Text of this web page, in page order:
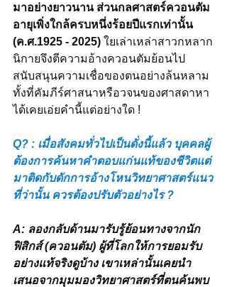
มาอย่างยาวนาน ส่วนกลศาสตร์ควอนตัม
อายุเพิ่งใกล้ครบหนึ่งร้อยปีแรกเท่านั้น
(ค.ศ.1925 - 2025) ใยเล่าเหล่าสาวกหลาก
นิกายจึงตีความอ้างควอนตัมย้อนไป
สนับสนุนความเชื่อของตนอย่างล้นหลาม
ทั้งที่คัมภีร์ศาสนาหรือวจนของศาสดาหา
ได้เคยเอ่ยคำนี้แต่อย่างใด !
Q? : เมื่อสังคมทั่วไปเป็นดั่งนี้แล้ว บุคคลผู้
ต้องการค้นหาคำตอบแก่นแท้ของชีวิตแต่
มาติดกับดักการอ้างโหนวิทยาศาสตร์แนว
ที่ว่านั้น ควรต้องปรับตัวอย่างไร ?
A: ลองกลับด้านมารับรู้ย้อนทางจากนัก
ฟิสิกส์ (ควอนตัม) ผู้ที่โลกให้การยอมรับ
อย่างแท้จริงดูบ้าง เขาเหล่านั้นเคยนำ
เสนอจากมุมมองวิทยาศาสตร์ที่ตนค้นพบ